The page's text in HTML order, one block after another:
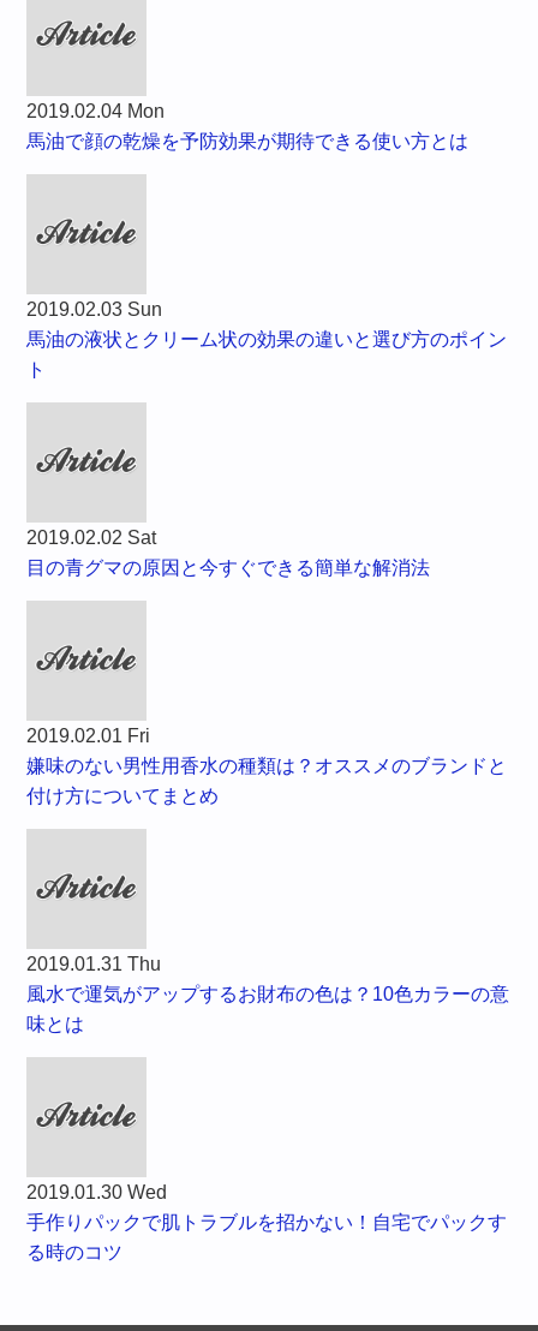
2019.02.04 Mon
馬油で顔の乾燥を予防効果が期待できる使い方とは
2019.02.03 Sun
馬油の液状とクリーム状の効果の違いと選び方のポイン
ト
2019.02.02 Sat
目の青グマの原因と今すぐできる簡単な解消法
2019.02.01 Fri
嫌味のない男性用香水の種類は？オススメのブランドと
付け方についてまとめ
2019.01.31 Thu
風水で運気がアップするお財布の色は？10色カラーの意
味とは
2019.01.30 Wed
手作りパックで肌トラブルを招かない！自宅でパックす
る時のコツ